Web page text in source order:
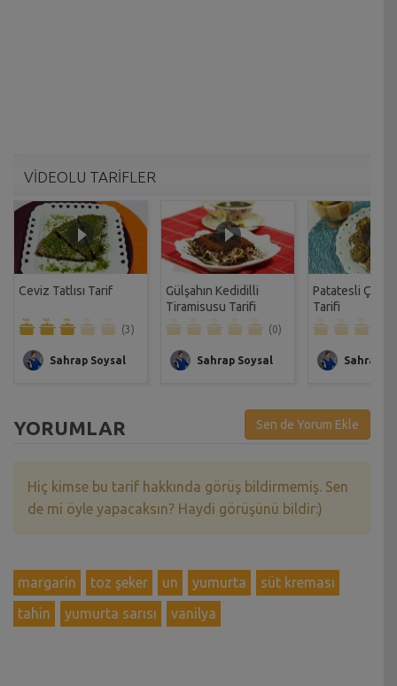
VİDEOLU TARİFLER
Ceviz Tatlısı Tarif
(3)
Sahrap Soysal
Gülşahın Kedidilli
Tiramisusu Tarifi
(0)
Sahrap Soysal
Patatesli Çıtır
Tarifi
Sahrap
YORUMLAR Sen de Yorum Ekle
Hiç kimse bu tarif hakkında görüş bildirmemiş. Sen
de mi öyle yapacaksın? Haydi görüşünü bildir:)
margarin toz şeker un yumurta
süt kreması
tahin
yumurta sarısı vanilya